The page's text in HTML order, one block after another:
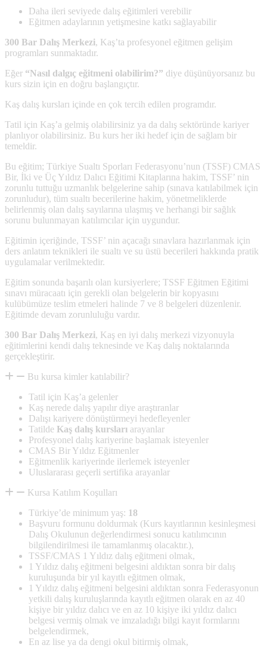
Daha ileri seviyede dalış eğitimleri verebilir
Eğitmen adaylarının yetişmesine katkı sağlayabilir
300 Bar Dalış Merkezi, Kaş’ta profesyonel eğitmen gelişim
programları sunmaktadır.
Eğer “Nasıl dalgıç eğitmeni olabilirim?” diye düşünüyorsanız bu
kurs sizin için en doğru başlangıçtır.
Kaş dalış kursları içinde en çok tercih edilen programdır.
Tatil için Kaş’a gelmiş olabilirsiniz ya da dalış sektöründe kariyer
planlıyor olabilirsiniz. Bu kurs her iki hedef için de sağlam bir
temeldir.
Bu eğitim; Türkiye Sualtı Sporları Federasyonu’nun (TSSF) CMAS
Bir, İki ve Üç Yıldız Dalıcı Eğitimi Kitaplarına hakim, TSSF’ nin
zorunlu tuttuğu uzmanlık belgelerine sahip (sınava katılabilmek için
zorunludur), tüm sualtı becerilerine hakim, yönetmeliklerde
belirlenmiş olan dalış sayılarına ulaşmış ve herhangi bir sağlık
sorunu bulunmayan katılımcılar için uygundur.
Eğitimin içeriğinde, TSSF’ nin açacağı sınavlara hazırlanmak için
ders anlatım teknikleri ile sualtı ve su üstü becerileri hakkında pratik
uygulamalar verilmektedir.
Eğitim sonunda başarılı olan kursiyerlere; TSSF Eğitmen Eğitimi
sınavı müracaatı için gerekli olan belgelerin bir kopyasını
kulübümüze teslim etmeleri halinde 7 ve 8 belgeleri düzenlenir.
Eğitimde devam zorunluluğu vardır.
300 Bar Dalış Merkezi, Kaş en iyi dalış merkezi vizyonuyla
eğitimlerini kendi dalış teknesinde ve Kaş dalış noktalarında
gerçekleştirir.
Bu kursa kimler katılabilir?
Tatil için Kaş’a gelenler
Kaş nerede dalış yapılır diye araştıranlar
Dalışı kariyere dönüştürmeyi hedefleyenler
Tatilde Kaş dalış kursları arayanlar
Profesyonel dalış kariyerine başlamak isteyenler
CMAS Bir Yıldız Eğitmenler
Eğitmenlik kariyerinde ilerlemek isteyenler
Uluslararası geçerli sertifika arayanlar
Kursa Katılım Koşulları
Türkiye’de minimum yaş: 18
Başvuru formunu doldurmak (Kurs kayıtlarının kesinleşmesi
Dalış Okulunun değerlendirmesi sonucu katılımcının
bilgilendirilmesi ile tamamlanmış olacaktır.),
TSSF/CMAS 1 Yıldız dalış eğitmeni olmak,
1 Yıldız dalış eğitmeni belgesini aldıktan sonra bir dalış
kuruluşunda bir yıl kayıtlı eğitmen olmak,
1 Yıldız dalış eğitmeni belgesini aldıktan sonra Federasyonun
yetkili dalış kuruluşlarında kayıtlı eğitmen olarak en az 40
kişiye bir yıldız dalıcı ve en az 10 kişiye iki yıldız dalıcı
belgesi vermiş olmak ve imzaladığı bilgi kayıt formlarını
belgelendirmek,
En az lise ya da dengi okul bitirmiş olmak,